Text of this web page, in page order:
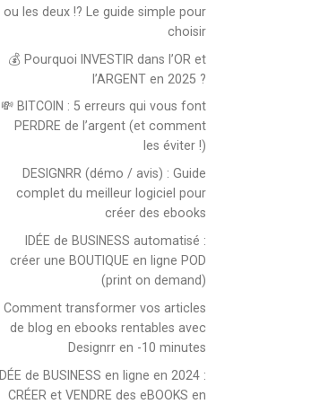
ou les deux !? Le guide simple pour
choisir
💰 Pourquoi INVESTIR dans l’OR et
l’ARGENT en 2025 ?
💸 BITCOIN : 5 erreurs qui vous font
PERDRE de l’argent (et comment
les éviter !)
DESIGNRR (démo / avis) : Guide
complet du meilleur logiciel pour
créer des ebooks
IDÉE de BUSINESS automatisé :
créer une BOUTIQUE en ligne POD
(print on demand)
Comment transformer vos articles
de blog en ebooks rentables avec
Designrr en -10 minutes
IDÉE de BUSINESS en ligne en 2024 :
CRÉER et VENDRE des eBOOKS en